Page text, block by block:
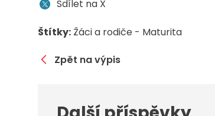
Sdílet na X
Štítky: Žáci a rodiče - Maturita
Zpět na výpis